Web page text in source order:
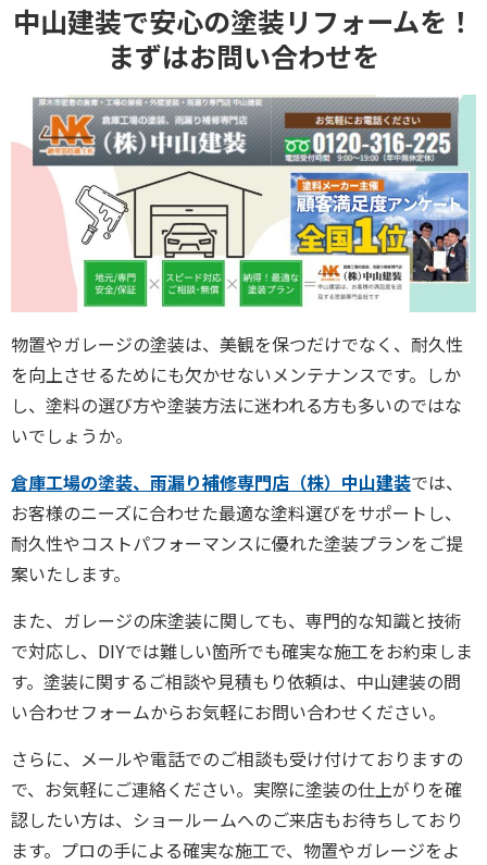
中山建装で安心の塗装リフォームを！
まずはお問い合わせを
物置やガレージの塗装は、美観を保つだけでなく、耐久性
を向上させるためにも欠かせないメンテナンスです。しか
し、塗料の選び方や塗装方法に迷われる方も多いのではな
いでしょうか。
倉庫工場の塗装、雨漏り補修専門店（株）中山建装では、
お客様のニーズに合わせた最適な塗料選びをサポートし、
耐久性やコストパフォーマンスに優れた塗装プランをご提
案いたします。
また、ガレージの床塗装に関しても、専門的な知識と技術
で対応し、DIYでは難しい箇所でも確実な施工をお約束しま
す。塗装に関するご相談や見積もり依頼は、中山建装の問
い合わせフォームからお気軽にお問い合わせください。
さらに、メールや電話でのご相談も受け付けておりますの
で、お気軽にご連絡ください。実際に塗装の仕上がりを確
認したい方は、ショールームへのご来店もお待ちしており
ます。プロの手による確実な施工で、物置やガレージをよ